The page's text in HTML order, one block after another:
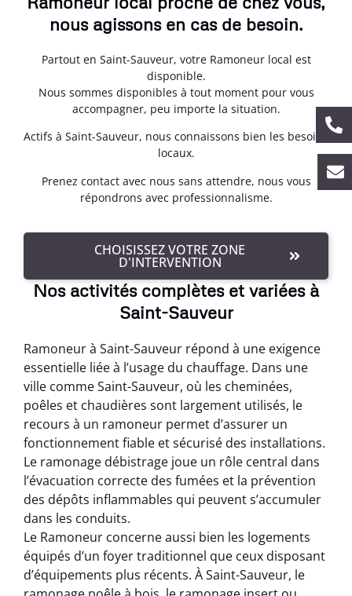
nous agissons en cas de besoin.
Partout en Saint-Sauveur, votre Ramoneur local est
disponible.
Nous sommes disponibles à tout moment pour vous
accompagner, peu importe la situation.
Actifs à Saint-Sauveur, nous connaissons bien les besoins
locaux.
Prenez contact avec nous sans attendre, nous vous
répondrons avec professionnalisme.
CHOISISSEZ VOTRE ZONE
D'INTERVENTION
Nos activités complètes et variées à
Saint-Sauveur
Ramoneur à Saint-Sauveur répond à une exigence
essentielle liée à l’usage du chauffage. Dans une
ville comme Saint-Sauveur, où les cheminées,
poêles et chaudières sont largement utilisés, le
recours à un ramoneur permet d’assurer un
fonctionnement fiable et sécurisé des installations.
Le ramonage débistrage joue un rôle central dans
l’évacuation correcte des fumées et la prévention
des dépôts inflammables qui peuvent s’accumuler
dans les conduits.
Le Ramoneur concerne aussi bien les logements
équipés d’un foyer traditionnel que ceux disposant
d’équipements plus récents. À Saint-Sauveur, le